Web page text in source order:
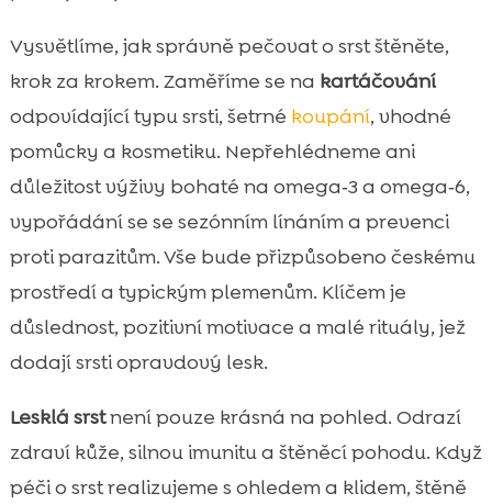
Citlivá péče o kůži: šetrná kosmetika a
prevence podráždění
Výživa pro zdravou a lesklou srst
CricksyDog: hypoalergenní krmivo a
pamlsky pro krásnou srst
Rutina péče po procházce: bláto, semínka
a paraziti
 Jak naučit štěně spolupracovat při česání a
koupání
 Sezónní péče: línání na jaře a na podzim
 Péče o plemena s kudrnatou a hrubou srstí
 Hydratace, klima a domácí prostředí
štěňat

Chyby, kterým se vyhnout při každodenní
péči
Vysvětlíme, jak správně pečovat o srst štěněte,
krok za krokem. Zaměříme se na kartáčování
odpovídající typu srsti, šetrné koupání, vhodné
pomůcky a kosmetiku. Nepřehlédneme ani
důležitost výživy bohaté na omega‑3 a omega‑6,
vypořádání se se sezónním línáním a prevenci
proti parazitům. Vše bude přizpůsobeno českému
prostředí a typickým plemenům. Klíčem je
důslednost, pozitivní motivace a malé rituály, jež
dodají srsti opravdový lesk.
Lesklá srstnení pouze krásná na pohled. Odrazí
zdraví kůže, silnou imunitu a štěněcí pohodu. Když
péči o srst realizujeme s ohledem a klidem, štěně